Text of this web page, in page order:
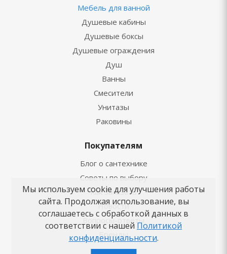
Мебель для ванной
Душевые кабины
Душевые боксы
Душевые ограждения
Душ
Ванны
Смесители
Унитазы
Раковины
Покупателям
Блог о сантехнике
Советы по выбору
Как заказать
Новости
Вопросы-ответы
Бренды
Мы используем cookie для улучшения работы
сайта. Продолжая использование, вы
соглашаетесь с обработкой данных в
соответствии с нашей Политикой
конфиденциальности.